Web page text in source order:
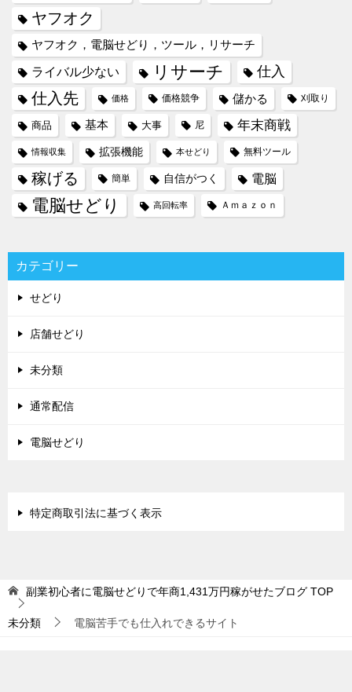
ヤフオク
ヤフオク，電脳せどり，ツール，リサーチ
ライバル少ない リサーチ 仕入
仕入先 価格 価格競争 儲かる 刈取り
商品 基本 大事 尼 年末商戦
情報収集 拡張機能 本せどり 無料ツール
稼げる 簡単 自信がつく 電脳
電脳せどり 高回転率 Ａｍａｚｏｎ
カテゴリー
せどり
店舗せどり
未分類
通常配信
電脳せどり
特定商取引法に基づく表示
副業初心者に電脳せどりで年商1,431万円稼がせたブログ TOP
未分類 電脳苦手でも仕入れできるサイト